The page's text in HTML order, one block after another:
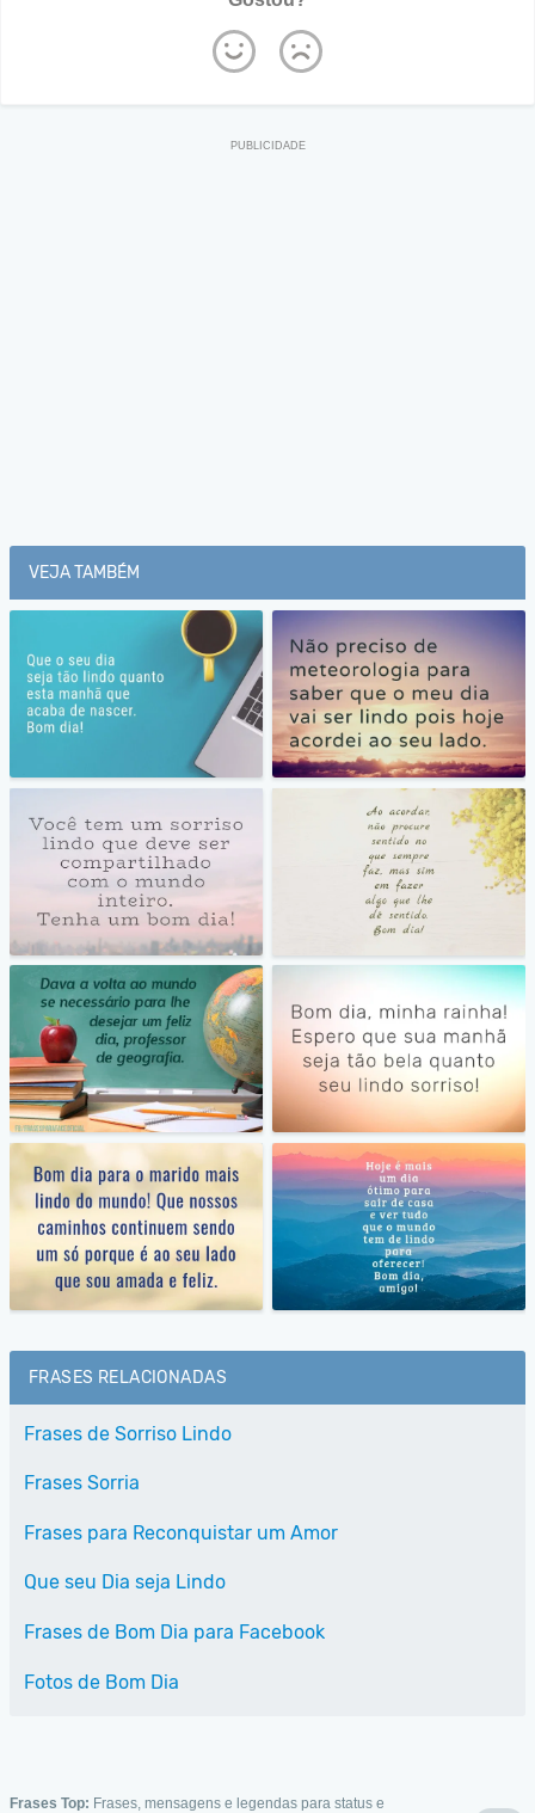
VEJA TAMBÉM
FRASES RELACIONADAS
Frases de Sorriso Lindo
Frases Sorria
Frases para Reconquistar um Amor
Que seu Dia seja Lindo
Frases de Bom Dia para Facebook
Fotos de Bom Dia
Frases Top: Frases, mensagens e legendas para status e